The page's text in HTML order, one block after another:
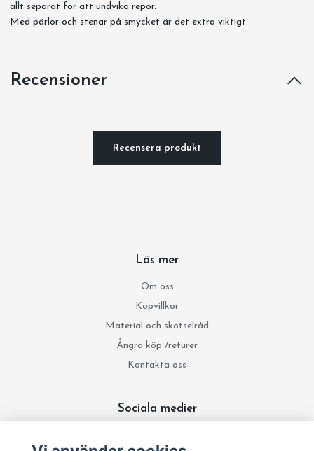
allt separat för att undvika repor.
Med pärlor och stenar på smycket är det extra viktigt.
Recensioner
Recensera produkt
Läs mer
Om oss
Köpvillkor
Material och skötselråd
Ångra köp /returer
Kontakta oss
Sociala medier